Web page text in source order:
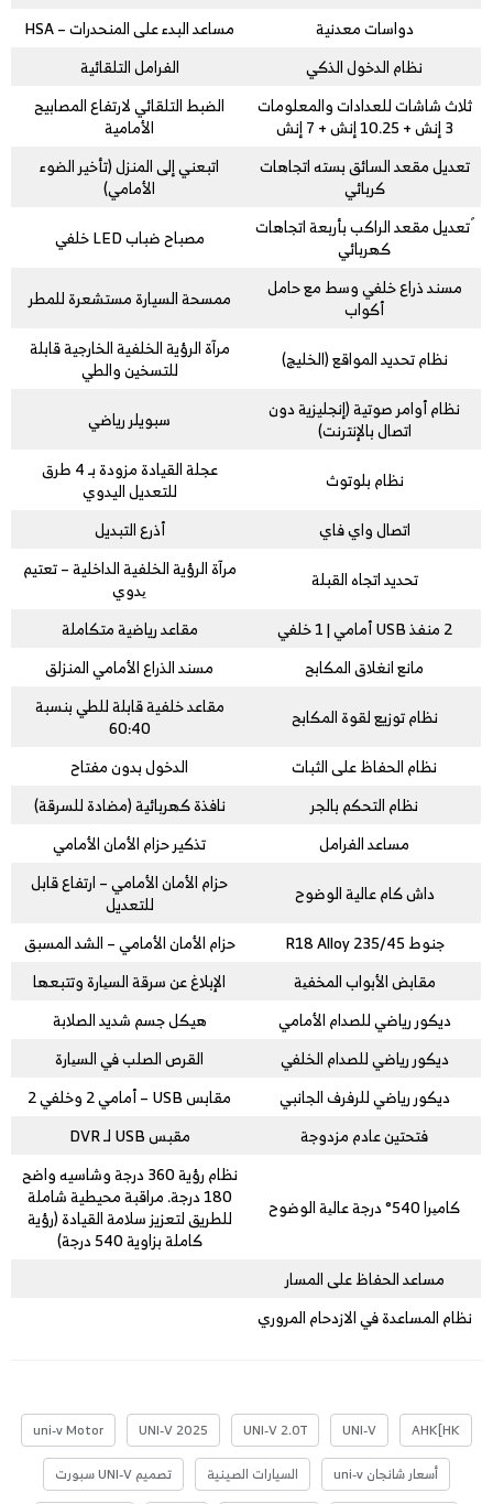
دواسات معدنية
مساعد البدء على المنحدرات – HSA
نظام الدخول الذكي
الفرامل التلقائية
ثلاث شاشات للعدادات والمعلومات
3 إنش + 10.25 إنش + 7 إنش
الضبط التلقائي لارتفاع المصابيح
الأمامية
تعديل مقعد السائق بسته اتجاهات
كربائي
اتبعني إلى المنزل (تأخير الضوء
الأمامي)
ً تعديل مقعد الراكب بأربعة اتجاهات
كهربائي
مصباح ضباب LED خلفي
مسند ذراع خلفي وسط مع حامل
أكواب
ممسحة السيارة مستشعرة للمطر
نظام تحديد المواقع (الخليج)
مرآة الرؤية الخلفية الخارجية قابلة
للتسخين والطي
نظام أوامر صوتية (إنجليزية دون
اتصال بالإنترنت)
سبويلر رياضي
نظام بلوتوث
عجلة القيادة مزودة بـ 4 طرق
للتعديل اليدوي
اتصال واي فاي
أذرع التبديل
تحديد اتجاه القبلة
مرآة الرؤية الخلفية الداخلية – تعتيم
یدوي
2 منفذ USB أمامي | 1 خلفي
مقاعد رياضية متكاملة
مانع انغلاق المكابح
مسند الذراع الأمامي المنزلق
نظام توزيع لقوة المكابح
مقاعد خلفية قابلة للطي بنسبة
60:40
نظام الحفاظ على الثبات
الدخول بدون مفتاح
نظام التحكم بالجر
نافذة كهربائية (مضادة للسرقة)
مساعد الفرامل
تذكير حزام الأمان الأمامي
داش كام عالية الوضوح
حزام الأمان الأمامي – ارتفاع قابل
للتعديل
جنوط 235/45 R18 Alloy
حزام الأمان الأمامي – الشد المسبق
مقابض الأبواب المخفیة
الإبلاغ عن سرقة السیارة وتتبعها
ديكور رياضي للصدام الأمامي
هيكل جسم شديد الصلابة
ديكور رياضي للصدام الخلفي
القرص الصلب في السیارة
ديكور رياضي للرفرف الجانبي
مقابس USB – أمامي 2 وخلفي 2
فتحتين عادم مزدوجة
مقبس USB لـ DVR
كامیرا 540° درجة عالیة الوضوح
نظام رؤية 360 درجة وشاسيه واضح
180 درجة. مراقبة محيطية شاملة
للطريق لتعزيز سلامة القيادة (رؤية
كاملة بزاوية 540 درجة)
مساعد الحفاظ على المسار
نظام المساعدة في الازدحام المروري
AHK[HK
UNI-V
UNI-V 2.0T
UNI-V 2025
uni-v Motor
أسعار شانجان uni-v
السيارات الصينية
تصميم UNI-V سبورت